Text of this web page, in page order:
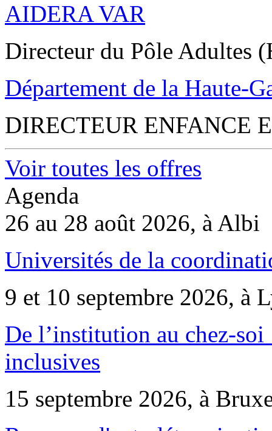
AIDERA VAR
Directeur du Pôle Adultes
Département de la Haute-
DIRECTEUR ENFANCE
Voir toutes les offres
Agenda
26 au 28 août 2026, à Albi
Universités de la
9 et 10 septembre 2026, à
De l’institution au chez-
inclusives
15 septembre 2026, à